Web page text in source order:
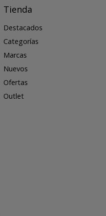
Tienda
Destacados
Categorías
Marcas
Nuevos
Ofertas
Outlet